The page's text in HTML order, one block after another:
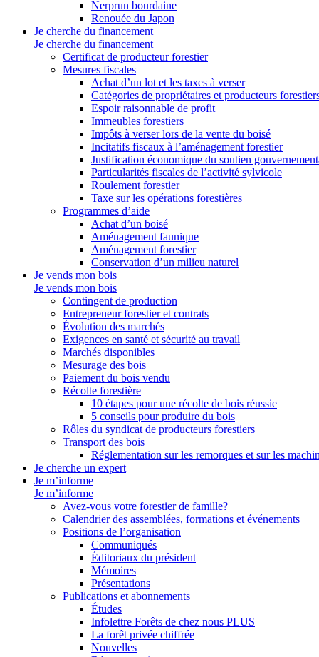
Nerprun bourdaine
Renouée du Japon
Je cherche du financement
Je cherche du financement
Certificat de producteur forestier
Mesures fiscales
Achat d’un lot et les taxes à verser
Catégories de propriétaires et producteurs
Espoir raisonnable de profit
Immeubles forestiers
Impôts à verser lors de la vente du boisé
Incitatifs fiscaux à l’aménagement forestier
Justification économique du soutien
Particularités fiscales de l’activité sylvicole
Roulement forestier
Taxe sur les opérations forestières
Programmes d’aide
Achat d’un boisé
Aménagement faunique
Aménagement forestier
Conservation d’un milieu naturel
Je vends mon bois
Je vends mon bois
Contingent de production
Entrepreneur forestier et contrats
Évolution des marchés
Exigences en santé et sécurité au travail
Marchés disponibles
Mesurage des bois
Paiement du bois vendu
Récolte forestière
10 étapes pour une récolte de bois réussie
5 conseils pour produire du bois
Rôles du syndicat de producteurs forestiers
Transport des bois
Réglementation sur les remorques et sur les
Je cherche un expert
Je m’informe
Je m’informe
Avez-vous votre forestier de famille?
Calendrier des assemblées, formations et événements
Positions de l’organisation
Communiqués
Éditoriaux du président
Mémoires
Présentations
Publications et abonnements
Études
Infolettre Forêts de chez nous PLUS
La forêt privée chiffrée
Nouvelles